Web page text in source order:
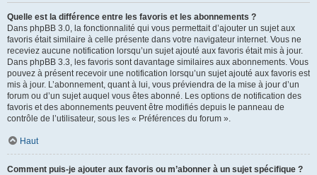
Quelle est la différence entre les favoris et les abonnements ?
Dans phpBB 3.0, la fonctionnalité qui vous permettait d’ajouter un sujet aux
favoris était similaire à celle présente dans votre navigateur internet. Vous ne
receviez aucune notification lorsqu’un sujet ajouté aux favoris était mis à jour.
Dans phpBB 3.3, les favoris sont davantage similaires aux abonnements. Vous
pouvez à présent recevoir une notification lorsqu’un sujet ajouté aux favoris est
mis à jour. L’abonnement, quant à lui, vous préviendra de la mise à jour d’un
forum ou d’un sujet auquel vous êtes abonné. Les options de notification des
favoris et des abonnements peuvent être modifiés depuis le panneau de
contrôle de l’utilisateur, sous les « Préférences du forum ».
Haut
Comment puis-je ajouter aux favoris ou m’abonner à un sujet spécifique ?